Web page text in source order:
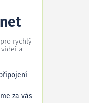
rychlý
a
za vás